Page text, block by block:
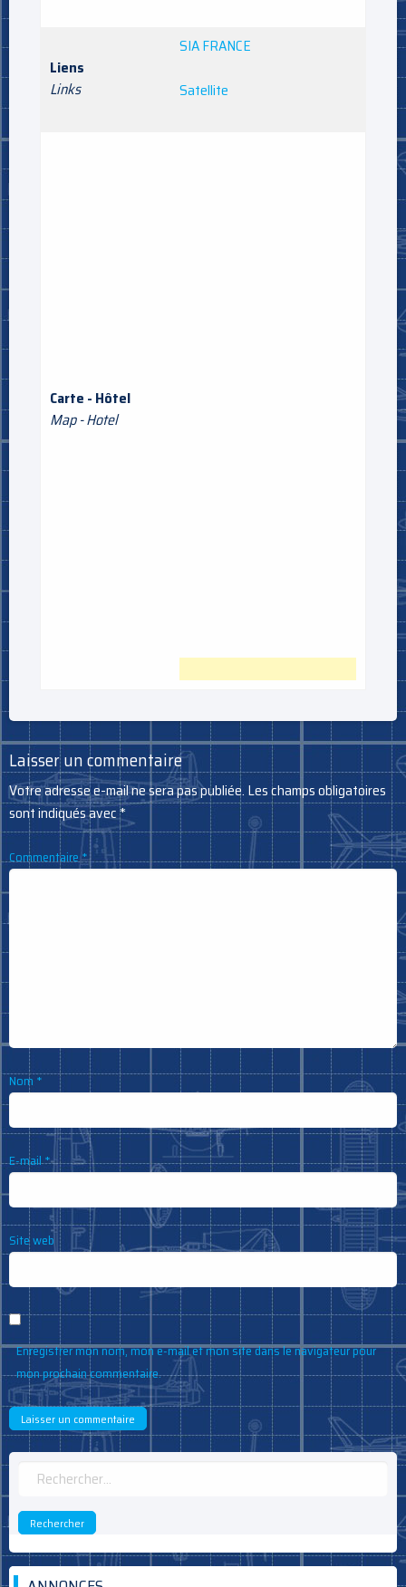
Liens
Links
SIA FRANCE
Satellite
Carte - Hôtel
Map - Hotel
Laisser un commentaire
Votre adresse e-mail ne sera pas publiée. Les champs obligatoires
sont indiqués avec*
Commentaire*
Nom*
E-mail*
Site web
Enregistrer mon nom, mon e-mail et mon site dans le navigateur pour
mon prochain commentaire.
Rechercher :